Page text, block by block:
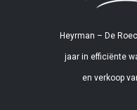
Heyrman – De
jaar in efficiënte
en verkoop